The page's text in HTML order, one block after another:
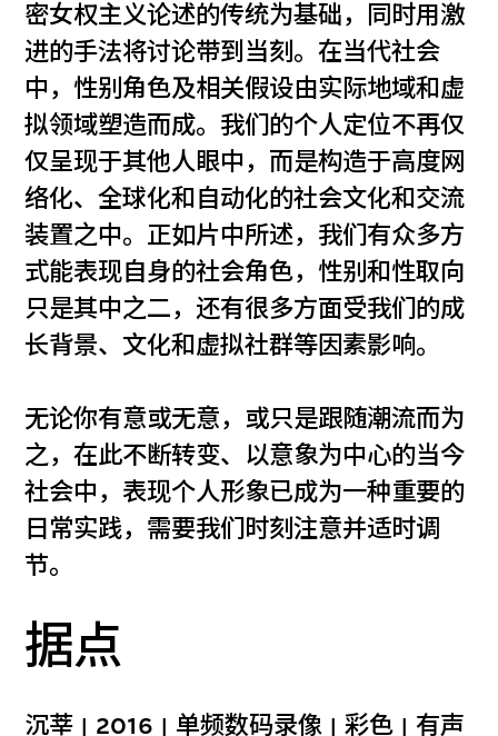
密女权主义论述的传统为基础，同时用激
进的手法将讨论带到当刻。在当代社会
中，性别角色及相关假设由实际地域和虚
拟领域塑造而成。我们的个人定位不再仅
仅呈现于其他人眼中，而是构造于高度网
络化、全球化和自动化的社会文化和交流
装置之中。正如片中所述，我们有众多方
式能表现自身的社会角色，性别和性取向
只是其中之二，还有很多方面受我们的成
长背景、文化和虚拟社群等因素影响。
无论你有意或无意，或只是跟随潮流而为
之，在此不断转变、以意象为中心的当今
社会中，表现个人形象已成为一种重要的
日常实践，需要我们时刻注意并适时调
节。
据点
沉莘 | 2016 | 单频数码录像 | 彩色 | 有声